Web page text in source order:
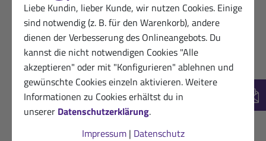
Liebe Kundin, lieber Kunde, wir nutzen Cookies. Einige
sind notwendig (z. B. für den Warenkorb), andere
dienen der Verbesserung des Onlineangebots. Du
kannst die nicht notwendigen Cookies "Alle
akzeptieren" oder mit "Konfigurieren" ablehnen und
gewünschte Cookies einzeln aktivieren. Weitere
Informationen zu Cookies erhältst du in
unserer Datenschutzerklärung.
Impressum| Datenschutz